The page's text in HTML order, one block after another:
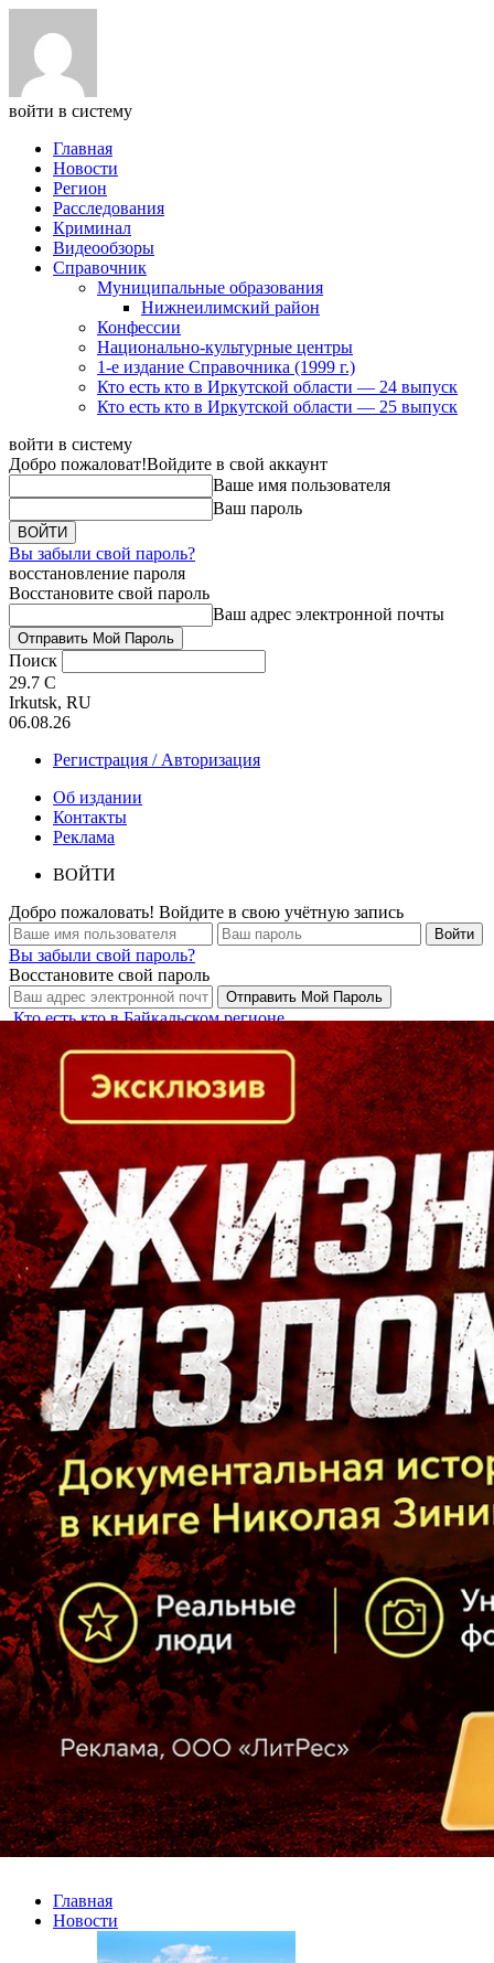
войти в систему
Главная
Новости
Регион
Расследования
Криминал
Видеообзоры
Справочник
Муниципальные образования
Нижнеилимский район
Конфессии
Национально-культурные центры
1-е издание Справочника (1999 г.)
Кто есть кто в Иркутской области — 24 выпуск
Кто есть кто в Иркутской области — 25 выпуск
войти в систему
Добро пожаловат!Войдите в свой аккаунт
Ваше имя пользователя
Ваш пароль
Вы забыли свой пароль?
восстановление пароля
Восстановите свой пароль
Ваш адрес электронной почты
Поиск
29.7 C
Irkutsk, RU
06.08.26
Регистрация / Авторизация
Об издании
Контакты
Реклама
ВОЙТИ
Добро пожаловать! Войдите в свою учётную запись
Вы забыли свой пароль?
Восстановите свой пароль
Кто есть кто в Байкальском регионе
Главная
Новости